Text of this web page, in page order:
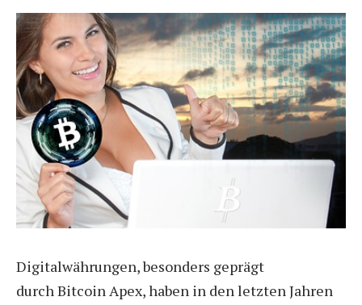
Digitalwährungen, besonders geprägt
durchBitcoin Apex, haben in den letzten Jahren